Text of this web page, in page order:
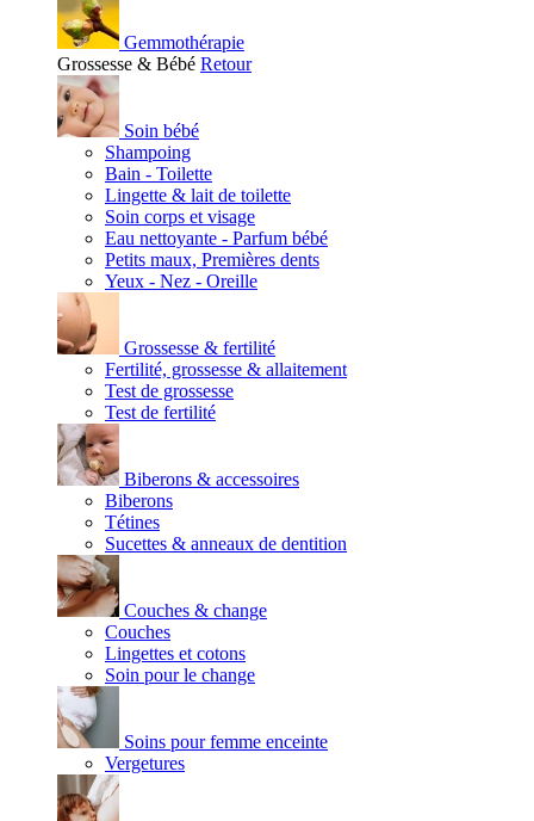
Gemmothérapie
Grossesse & Bébé Retour
Soin bébé
Shampoing
Bain - Toilette
Lingette & lait de toilette
Soin corps et visage
Eau nettoyante - Parfum bébé
Petits maux, Premières dents
Yeux - Nez - Oreille
Grossesse & fertilité
Fertilité, grossesse & allaitement
Test de grossesse
Test de fertilité
Biberons & accessoires
Biberons
Tétines
Sucettes & anneaux de dentition
Couches & change
Couches
Lingettes et cotons
Soin pour le change
Soins pour femme enceinte
Vergetures